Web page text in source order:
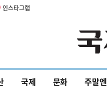
인스타그램
국제 문화 주말엔